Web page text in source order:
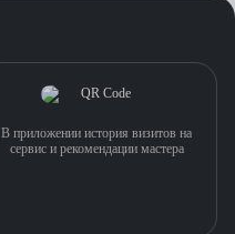
В приложении история визитов на
сервис и рекомендации мастера